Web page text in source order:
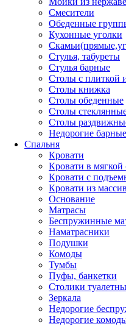
Смесители
Обеденные
Кухонные уголки
Стулья, табуреты
Стулья барные
Столы с плиткой
Столы книжка
Столы обеденные
Столы
Столы
Недорогие барные
Спальня
Кровати
Кровати в мягкой
Кровати с
Кровати из
Основание
Матрасы
Беспружинные
Наматрасники
Подушки
Комоды
Тумбы
Пуфы, банкетки
Столики
Зеркала
Недорогие
Недорогие